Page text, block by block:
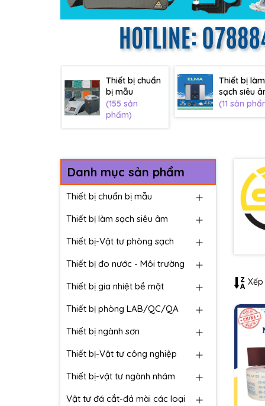
Thiết bị chuẩn
bị mẫu
(155 sản
phẩm)
Thiết bị làm
sạch siêu
(11 sản
Danh mục sản phẩm
Thiết bị chuẩn bị mẫu
Thiết bị làm sạch siêu âm
Thiết bị-Vật tư phòng sạch
Thiết bị đo nước - Môi trường
Thiết bị gia nhiệt bề mặt
Thiết bị phòng LAB/QC/QA
Thiết bị ngành sơn
Thiết bị-Vật tư công nghiệp
Thiết bị-vật tư ngành nhám
Vật tư đá cắt-đá mài các loại